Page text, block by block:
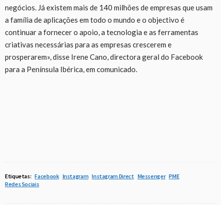
negócios. Já existem mais de 140 milhões de empresas que usam
a família de aplicações em todo o mundo e o objectivo é
continuar a fornecer o apoio, a tecnologia e as ferramentas
criativas necessárias para as empresas crescerem e
prosperarem», disse Irene Cano, directora geral do Facebook
para a Península Ibérica, em comunicado.
Etiquetas: Facebook Instagram Instagram Direct Messenger PME
Redes Sociais